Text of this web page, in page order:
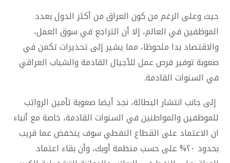
حيث وعلى الرغم من كون العراق من أكثر الدول بعدد
الموظفين في العالم، إلا أن التراجع في سوق العمل،
والاقتصاد بدا ملحوظا، مما يشير إلى تحذيرات تكمن في
صعوبة توفير فرص عمل للأجيال القادمة والشباب العراقي
في السنوات القادمة.
إلى جانب انتشار البطالة، نجد أيضا صعوبة تأمين الرواتب
للموظفين والمواطنين في السنوات القادمة، خاصة مع أنباء
ان الاعتماد على القطاع النفطي سوف ينخفض عما قريب
بحدود ٢٠% على حسب منظمة أوبك، وأن بقاء اعتماد